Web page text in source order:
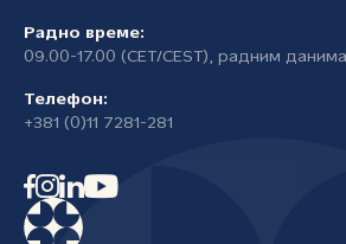
Радно време:
09.00-17.00 (CET/CEST), радним данима
Телефон:
+381 (0)11 7281-281